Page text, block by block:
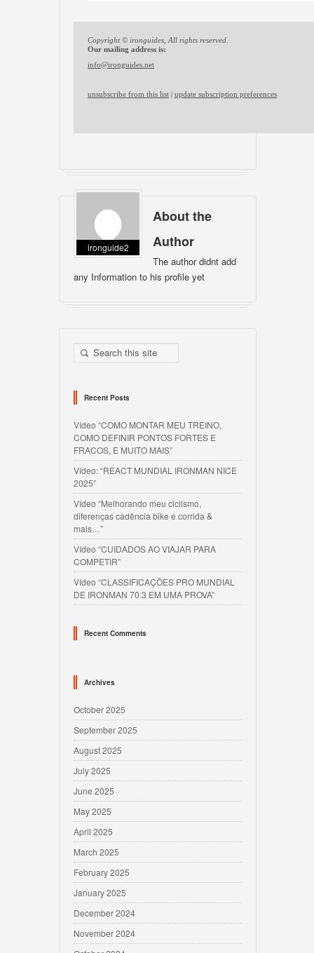
Copyright © ironguides, All rights reserved.
Our mailing address is:
info@ironguides.net
unsubscribe from this list | update subscription preferences
ironguide2
About the
Author
The author didnt add
any Information to his profile yet
Recent Posts
Vídeo “COMO MONTAR MEU TREINO,
COMO DEFINIR PONTOS FORTES E
FRACOS, E MUITO MAIS”
Vídeo: “REACT MUNDIAL IRONMAN NICE
2025”
Vídeo “Melhorando meu ciclismo,
diferenças cadência bike e corrida &
mais…”
Vídeo “CUIDADOS AO VIAJAR PARA
COMPETIR”
Vídeo “CLASSIFICAÇÕES PRO MUNDIAL
DE IRONMAN 70.3 EM UMA PROVA”
Recent Comments
Archives
October 2025
September 2025
August 2025
July 2025
June 2025
May 2025
April 2025
March 2025
February 2025
January 2025
December 2024
November 2024